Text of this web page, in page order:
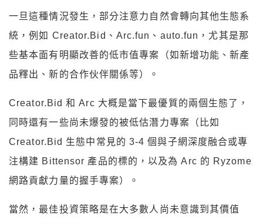
一旦這種情況發生，部分注意力自然會轉向其他生態系
統，例如 Creator.Bid、Arc.fun、auto.fun，尤其是那
些基本面有明顯改善的低市值專案（如新增功能、新產
品釋出、新的合作伙伴關係等）。
Creator.Bid 和 Arc 大概是當下最優質的兩個生態了，
同時還有一些尚未爆發的被低估潛力專案（比如
Creator.Bid 生態中常見的 3-4 個與子網深度融合或專
注構建 Bittensor 產品的標的，以及為 Arc 的 Ryzome
網路貢獻力量的握手專案）。
當然，最佳投資策略是在大多數人尚未意識到其價值